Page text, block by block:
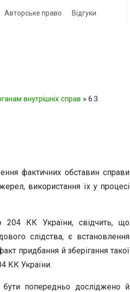
Авторське право Відгуки
внутрішніх справ » 6.3.
фактичних обставин справи
використання їх у процесі
204 КК України, свідчить, що
слідства, є встановлення
придбання й зберігання такої
КК України.
попередньо досліджено й